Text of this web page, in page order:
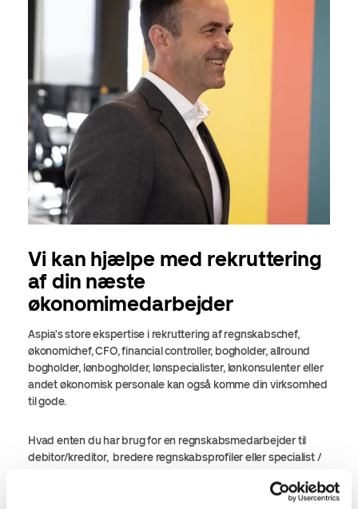
Vi kan hjælpe med rekruttering
af din næste
økonomimedarbejder
Aspia's store ekspertise i rekruttering af regnskabschef,
økonomichef, CFO, financial controller, bogholder, allround
bogholder, lønbogholder, lønspecialister, lønkonsulenter eller
andet økonomisk personale kan også komme din virksomhed
til gode.
Hvad enten du har brug for en regnskabsmedarbejder til
debitor/kreditor, bredere regnskabsprofiler eller specialist /